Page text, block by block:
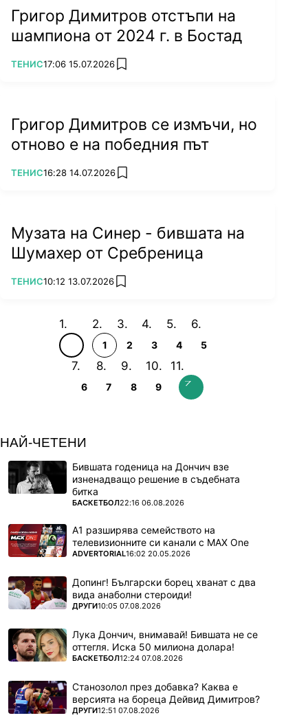
Григор Димитров отстъпи на
шампиона от 2024 г. в Бостад
ПОВЕЧЕ ОТ
ТЕНИС17:06 15.07.2026 add favorites
Григор Димитров се измъчи, но
отново е на победния път
ПОВЕЧЕ ОТ
ТЕНИС16:28 14.07.2026 add favorites
Музата на Синер - бившата на
Шумахер от Сребреница
ПОВЕЧЕ ОТ
ТЕНИС10:12 13.07.2026 add favorites
1 2 3 4 5
6 7 8 9
НАЙ-ЧЕТЕНИ
Бившата годеница на Дончич взе
изненадващо решение в съдебната
битка
ПОВЕЧЕ ОТ
БАСКЕТБОЛ22:16 06.08.2026
А1 разширява семейството на
телевизионните си канали с MAX One
ПОВЕЧЕ ОТ
ADVERTORIAL16:02 20.05.2026
Допинг! Български борец хванат с два
вида анаболни стероиди!
ПОВЕЧЕ ОТ
ДРУГИ10:05 07.08.2026
Лука Дончич, внимавай! Бившата не се
оттегля. Иска 50 милиона долара!
ПОВЕЧЕ ОТ
БАСКЕТБОЛ12:24 07.08.2026
Станозолол през добавка? Каква е
версията на бореца Дейвид Димитров?
ПОВЕЧЕ ОТ
ДРУГИ12:51 07.08.2026